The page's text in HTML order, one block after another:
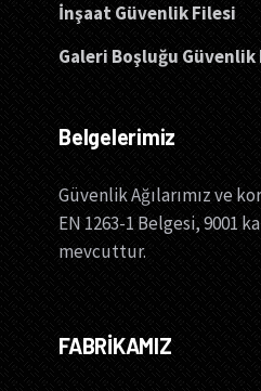
İnşaat Güvenlik Filesi
Galeri Boşluğu Güvenlik
Belgelerimiz
Güvenlik Ağılarımız ve
EN 1263-1 Belgesi, 9001
mevcuttur.
FABRİKAMIZ